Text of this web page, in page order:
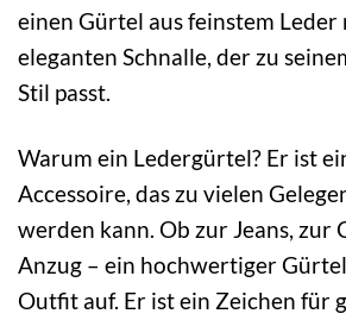
einen Gürtel aus feinstem
eleganten Schnalle, der zu
Stil passt.
Warum ein Ledergürtel? Er ist
Accessoire, das zu vielen
werden kann. Ob zur Jeans, zur
Anzug – ein hochwertiger
Outfit auf. Er ist ein Zeichen für